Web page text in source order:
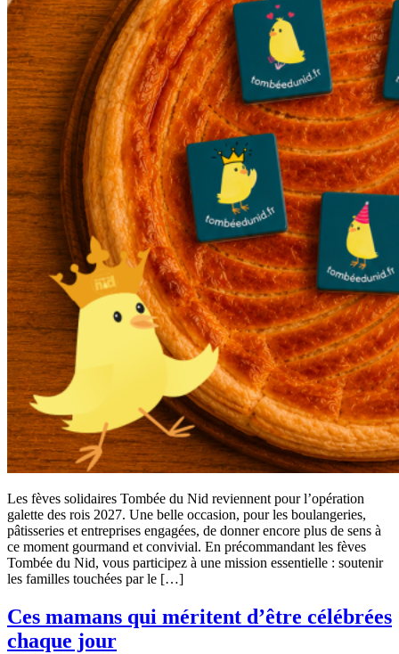
Les fèves solidaires Tombée du Nid reviennent pour l’opération
galette des rois 2027. Une belle occasion, pour les boulangeries,
pâtisseries et entreprises engagées, de donner encore plus de sens à
ce moment gourmand et convivial. En précommandant les fèves
Tombée du Nid, vous participez à une mission essentielle : soutenir
les familles touchées par le […]
Ces mamans qui méritent d’être célébrées
chaque jour